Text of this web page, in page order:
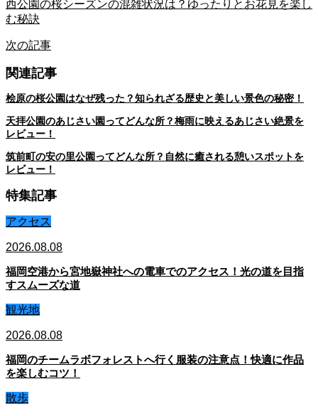
西公園の桜シーズンの混雑状況は？ゆったりとお花見を楽し
む秘訣
次の記事
関連記事
桧原の桜公園はなぜ残った？知られざる歴史と美しい景色の秘密！
天拝公園のあじさい園ってどんな所？梅雨に映えるあじさい絶景を
レビュー！
筑前町の安の里公園ってどんな所？自然に癒される憩いスポットを
レビュー！
特集記事
アクセス
2026.08.08
福岡空港から宮地嶽神社への電車でのアクセス！光の道を目指
すスムーズな道
観光地
2026.08.08
福岡のチームラボフォレストへ行く服装の注意点！快適に作品
を楽しむコツ！
散歩